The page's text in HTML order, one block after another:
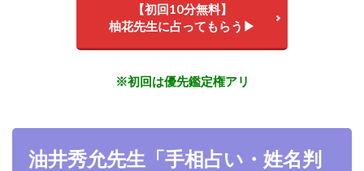
【初回10分無料】
柚花先生に占ってもらう▶
※初回は優先鑑定権アリ
油井秀允先生「手相占い・姓名判